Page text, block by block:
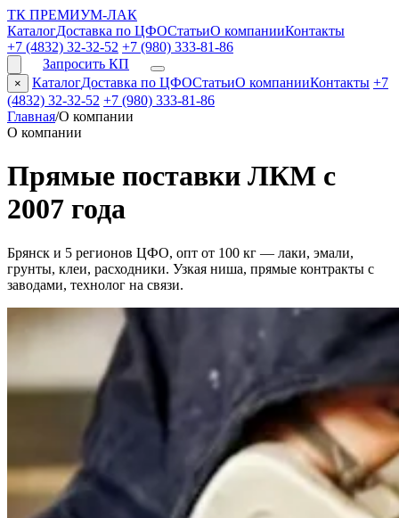
ТК ПРЕМИУМ-ЛАК
КаталогДоставка по ЦФОСтатьиО компанииКонтакты
+7 (4832) 32-32-52 +7 (980) 333-81-86
Запросить КП
× КаталогДоставка по ЦФОСтатьиО компанииКонтакты +7
(4832) 32-32-52 +7 (980) 333-81-86
Главная/О компании
О компании
Прямые поставки ЛКМ с
2007 года
Брянск и 5 регионов ЦФО, опт от 100 кг — лаки, эмали,
грунты, клеи, расходники. Узкая ниша, прямые контракты с
заводами, технолог на связи.